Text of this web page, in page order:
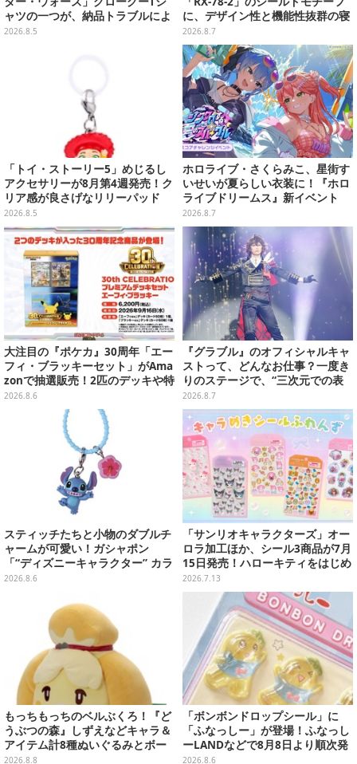
ャツの一つが、納品トラブルによ
り販売日変更へ
2026.8.5
に、デザイン性と機能性抜群の寝
袋がプレバンで2次予約
2026.8.7
「トイ・ストーリー5」めじるし
アクセサリーが8月第4週発売！ク
リア感が良さげなリリーパッド
や、ジェシーなど全5種ラインナ
ップ
2026.8.5
ホロライブ・さくらみこ、星街す
いせいが夏らしい衣装に！『ホロ
ライブドリームス』新イベント
「シンクロする夏のスパークル」
開幕
2026.8.7
大注目の『ポケカ』30周年「エー
フィ・ブラッキーセット」がAma
zonで抽選販売！2匹のデッキや特
別カードを収録
2026.8.6
『グラブル』のオフィシャルキャ
ストって、どんなお仕事？一度き
りのステージで、“三次元での表
現”に全力を懸けるキャスト陣の
舞台裏【インタビュー】
2026.8.7
スティッチたちと小物のダブルチ
ャームが可愛い！ガシャポン
「“ディズニーキャラクター” カラ
フルマルチチャーム」が発売
2026.8.6
「サンリオキャラクターズ」オー
ロラ加工ほか、シール3商品が7月
15日発売！ハローキティをはじめ
全6種、一緒に楽しめるクリアバ
インダーも
2026.7.13
もっちもっちのベルぶくろ！『ど
うぶつの森』しずえなどキャラ＆
アイテム計8種ぬいぐるみとボー
ルチェーン付きマスコットが発売
2026.8.8
「ボンボンドロップシール」に
「ふなっしー」が登場！ふなっし
ーLANDなどで8月8日より順次発
売
2026.8.6